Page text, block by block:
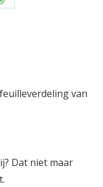
van
Dat niet maar